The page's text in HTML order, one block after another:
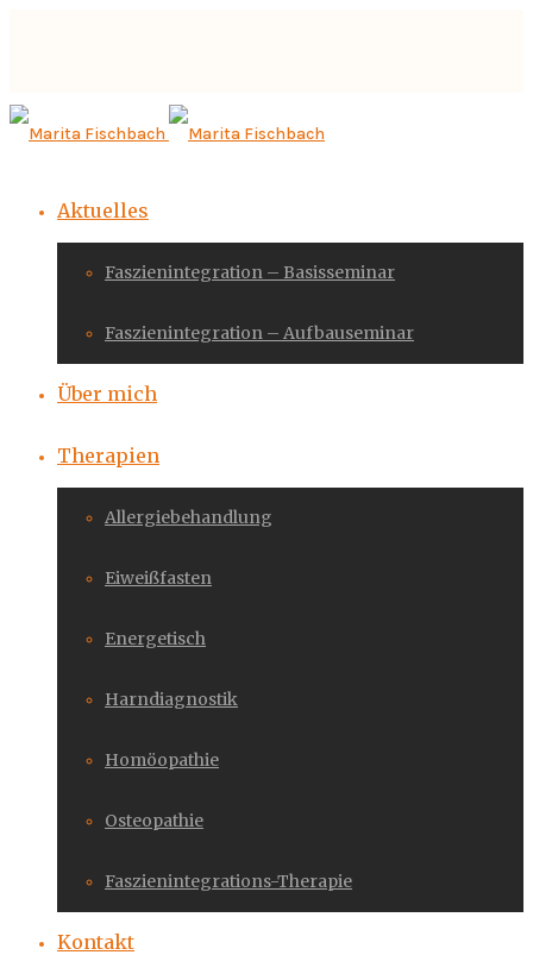
Aktuelles
Faszienintegration – Basisseminar
Faszienintegration – Aufbauseminar
Über mich
Therapien
Allergiebehandlung
Eiweißfasten
Energetisch
Harndiagnostik
Homöopathie
Osteopathie
Faszienintegrations-Therapie
Kontakt